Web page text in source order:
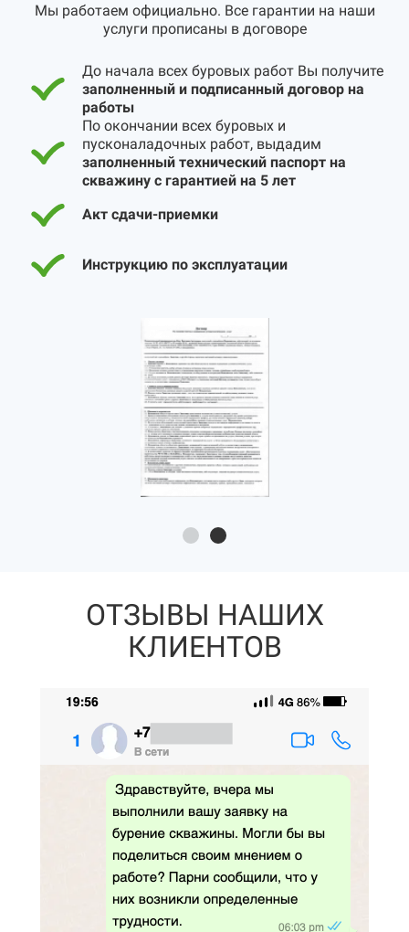
Мы работаем официально. Все гарантии на наши
услуги прописаны в договоре
До начала всех буровых работ Вы получите
заполненный и подписанный договор на
работы
По окончании всех буровых и
пусконаладочных работ, выдадим
заполненный технический паспорт на
скважину с гарантией на 5 лет
Акт сдачи-приемки
Инструкцию по эксплуатации
ОТЗЫВЫ НАШИХ
КЛИЕНТОВ